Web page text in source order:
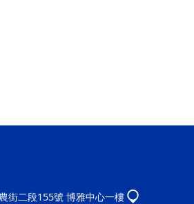
街二段155號 博雅中心一樓